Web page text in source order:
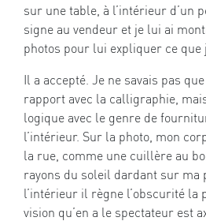
sur une table, à l’intérieur d’un
signe au vendeur et je lui ai
photos pour lui expliquer ce que
Il a accepté. Je ne savais pas
rapport avec la calligraphie,
logique avec le genre de
l’intérieur. Sur la photo, mon
la rue, comme une cuillère au
rayons du soleil dardant sur ma
l’intérieur il règne l’obscurité la
vision qu’en a le spectateur est